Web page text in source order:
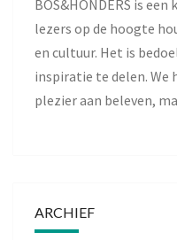
BOS&HONDERS is
lezers op de hoogte
en cultuur. Het is
inspiratie te delen. We
plezier aan beleven,
ARCHIEF